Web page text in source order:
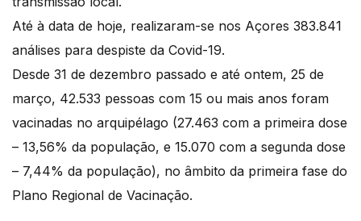
Até à data de hoje, realizaram-se nos Açores 383.841
análises para despiste da Covid-19.
Desde 31 de dezembro passado e até ontem, 25 de
março, 42.533 pessoas com 15 ou mais anos foram
vacinadas no arquipélago (27.463 com a primeira dose
– 13,56% da população, e 15.070 com a segunda dose
– 7,44% da população), no âmbito da primeira fase do
Plano Regional de Vacinação.